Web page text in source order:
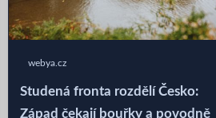
webya.cz
Studená fronta rozdělí Česko:
Západ čekají bouřky a povodně